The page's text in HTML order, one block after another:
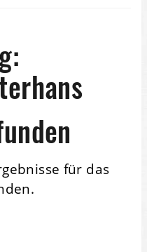
für das